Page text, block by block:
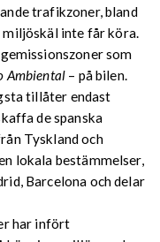
trafikzoner, bland
miljöskäl inte får köra.
som
Ambiental – på bilen.
tillåter endast
de spanska
Tyskland och
lokala bestämmelser,
Barcelona och delar
har infört